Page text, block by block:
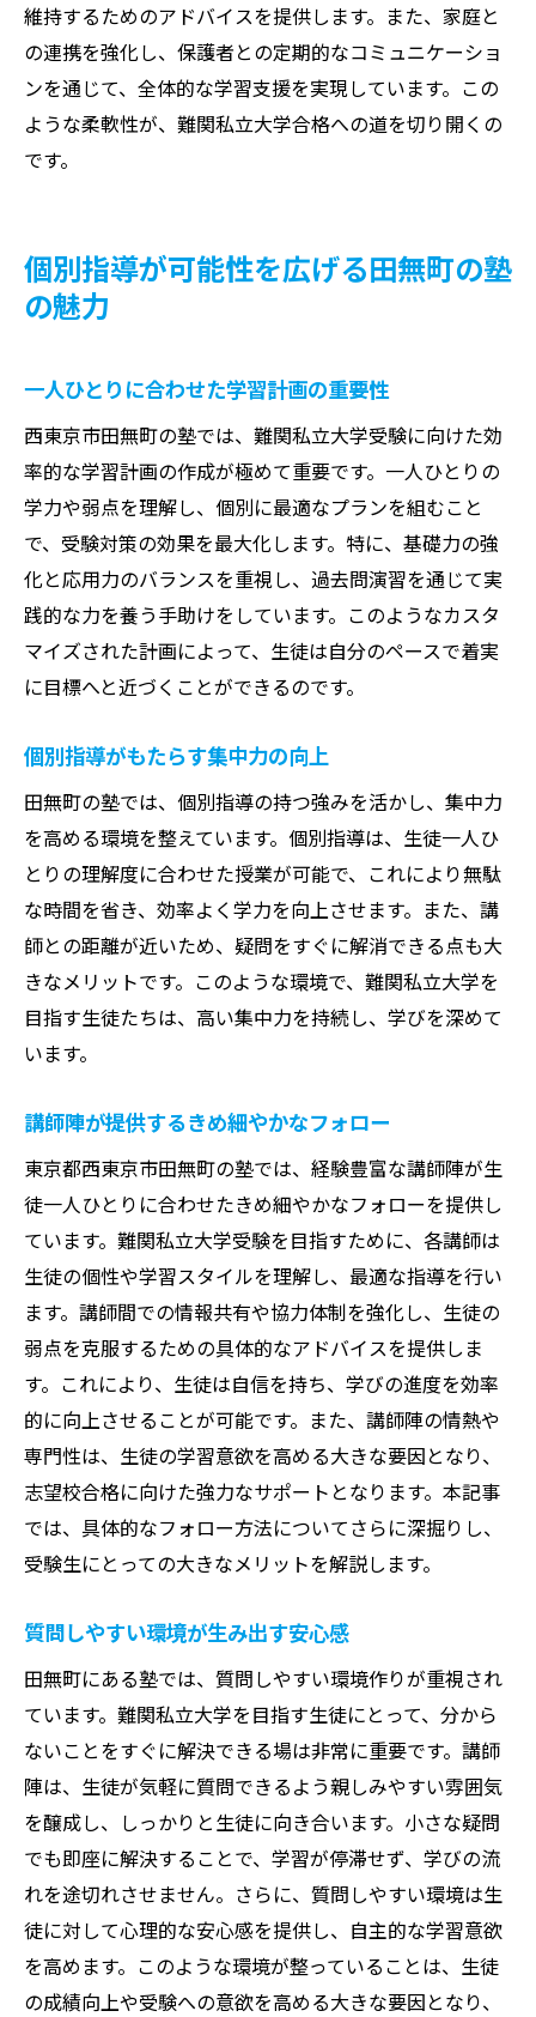
維持するためのアドバイスを提供します。また、家庭と
の連携を強化し、保護者との定期的なコミュニケーショ
ンを通じて、全体的な学習支援を実現しています。この
ような柔軟性が、難関私立大学合格への道を切り開くの
です。
個別指導が可能性を広げる田無町の塾
の魅力
一人ひとりに合わせた学習計画の重要性
西東京市田無町の塾では、難関私立大学受験に向けた効
率的な学習計画の作成が極めて重要です。一人ひとりの
学力や弱点を理解し、個別に最適なプランを組むこと
で、受験対策の効果を最大化します。特に、基礎力の強
化と応用力のバランスを重視し、過去問演習を通じて実
践的な力を養う手助けをしています。このようなカスタ
マイズされた計画によって、生徒は自分のペースで着実
に目標へと近づくことができるのです。
個別指導がもたらす集中力の向上
田無町の塾では、個別指導の持つ強みを活かし、集中力
を高める環境を整えています。個別指導は、生徒一人ひ
とりの理解度に合わせた授業が可能で、これにより無駄
な時間を省き、効率よく学力を向上させます。また、講
師との距離が近いため、疑問をすぐに解消できる点も大
きなメリットです。このような環境で、難関私立大学を
目指す生徒たちは、高い集中力を持続し、学びを深めて
います。
講師陣が提供するきめ細やかなフォロー
東京都西東京市田無町の塾では、経験豊富な講師陣が生
徒一人ひとりに合わせたきめ細やかなフォローを提供し
ています。難関私立大学受験を目指すために、各講師は
生徒の個性や学習スタイルを理解し、最適な指導を行い
ます。講師間での情報共有や協力体制を強化し、生徒の
弱点を克服するための具体的なアドバイスを提供しま
す。これにより、生徒は自信を持ち、学びの進度を効率
的に向上させることが可能です。また、講師陣の情熱や
専門性は、生徒の学習意欲を高める大きな要因となり、
志望校合格に向けた強力なサポートとなります。本記事
では、具体的なフォロー方法についてさらに深掘りし、
受験生にとっての大きなメリットを解説します。
質問しやすい環境が生み出す安心感
田無町にある塾では、質問しやすい環境作りが重視され
ています。難関私立大学を目指す生徒にとって、分から
ないことをすぐに解決できる場は非常に重要です。講師
陣は、生徒が気軽に質問できるよう親しみやすい雰囲気
を醸成し、しっかりと生徒に向き合います。小さな疑問
でも即座に解決することで、学習が停滞せず、学びの流
れを途切れさせません。さらに、質問しやすい環境は生
徒に対して心理的な安心感を提供し、自主的な学習意欲
を高めます。このような環境が整っていることは、生徒
の成績向上や受験への意欲を高める大きな要因となり、